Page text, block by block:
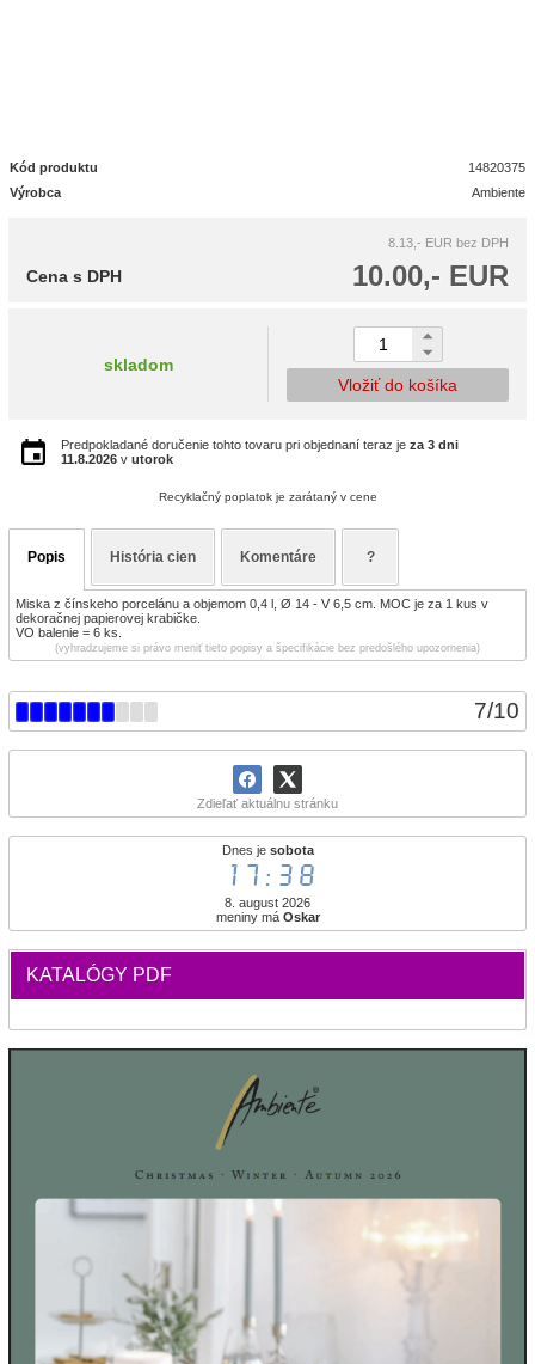
7/10
Zdieľať aktuálnu stránku
Dnes je sobota
17:38
8. august 2026
meniny má Oskar
KATALÓGY PDF
Kód produktu
14820375
Výrobca
Ambiente
8.13,- EUR bez DPH
10.00,- EUR
Cena s DPH
skladom
Vložiť do košíka
Predpokladané doručenie tohto tovaru pri objednaní teraz je za 3 dni
11.8.2026 v utorok
Recyklačný poplatok je zarátaný v cene
Popis História cien Komentáre ?
Miska z čínskeho porcelánu a objemom 0,4 l, Ø 14 - V 6,5 cm. MOC je za 1 kus v
dekoračnej papierovej krabičke.
VO balenie = 6 ks.
(vyhradzujeme si právo meniť tieto popisy a špecifikácie bez predošlého upozornenia)